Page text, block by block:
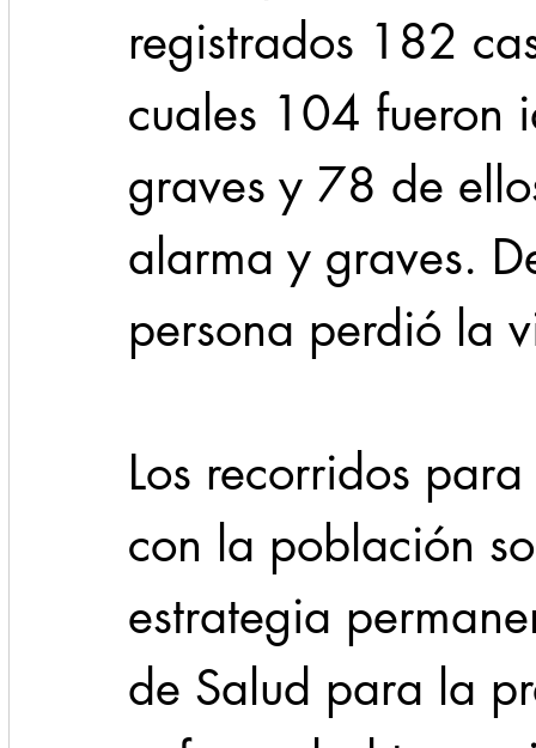
registrados 182
cuales 104 fueron
graves y 78 de
alarma y graves.
persona perdió la
Los recorridos
con la población
estrategia
de Salud para la